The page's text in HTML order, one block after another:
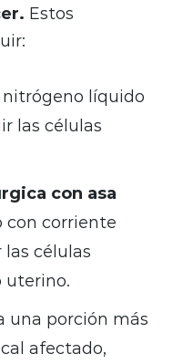
Estos
líquido
las células
con asa
corriente
células
uterino.
una porción más
afectado,